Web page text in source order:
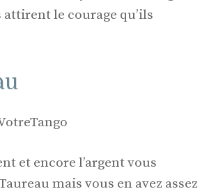
le courage qu’ils
et encore l’argent vous
mais vous en avez assez